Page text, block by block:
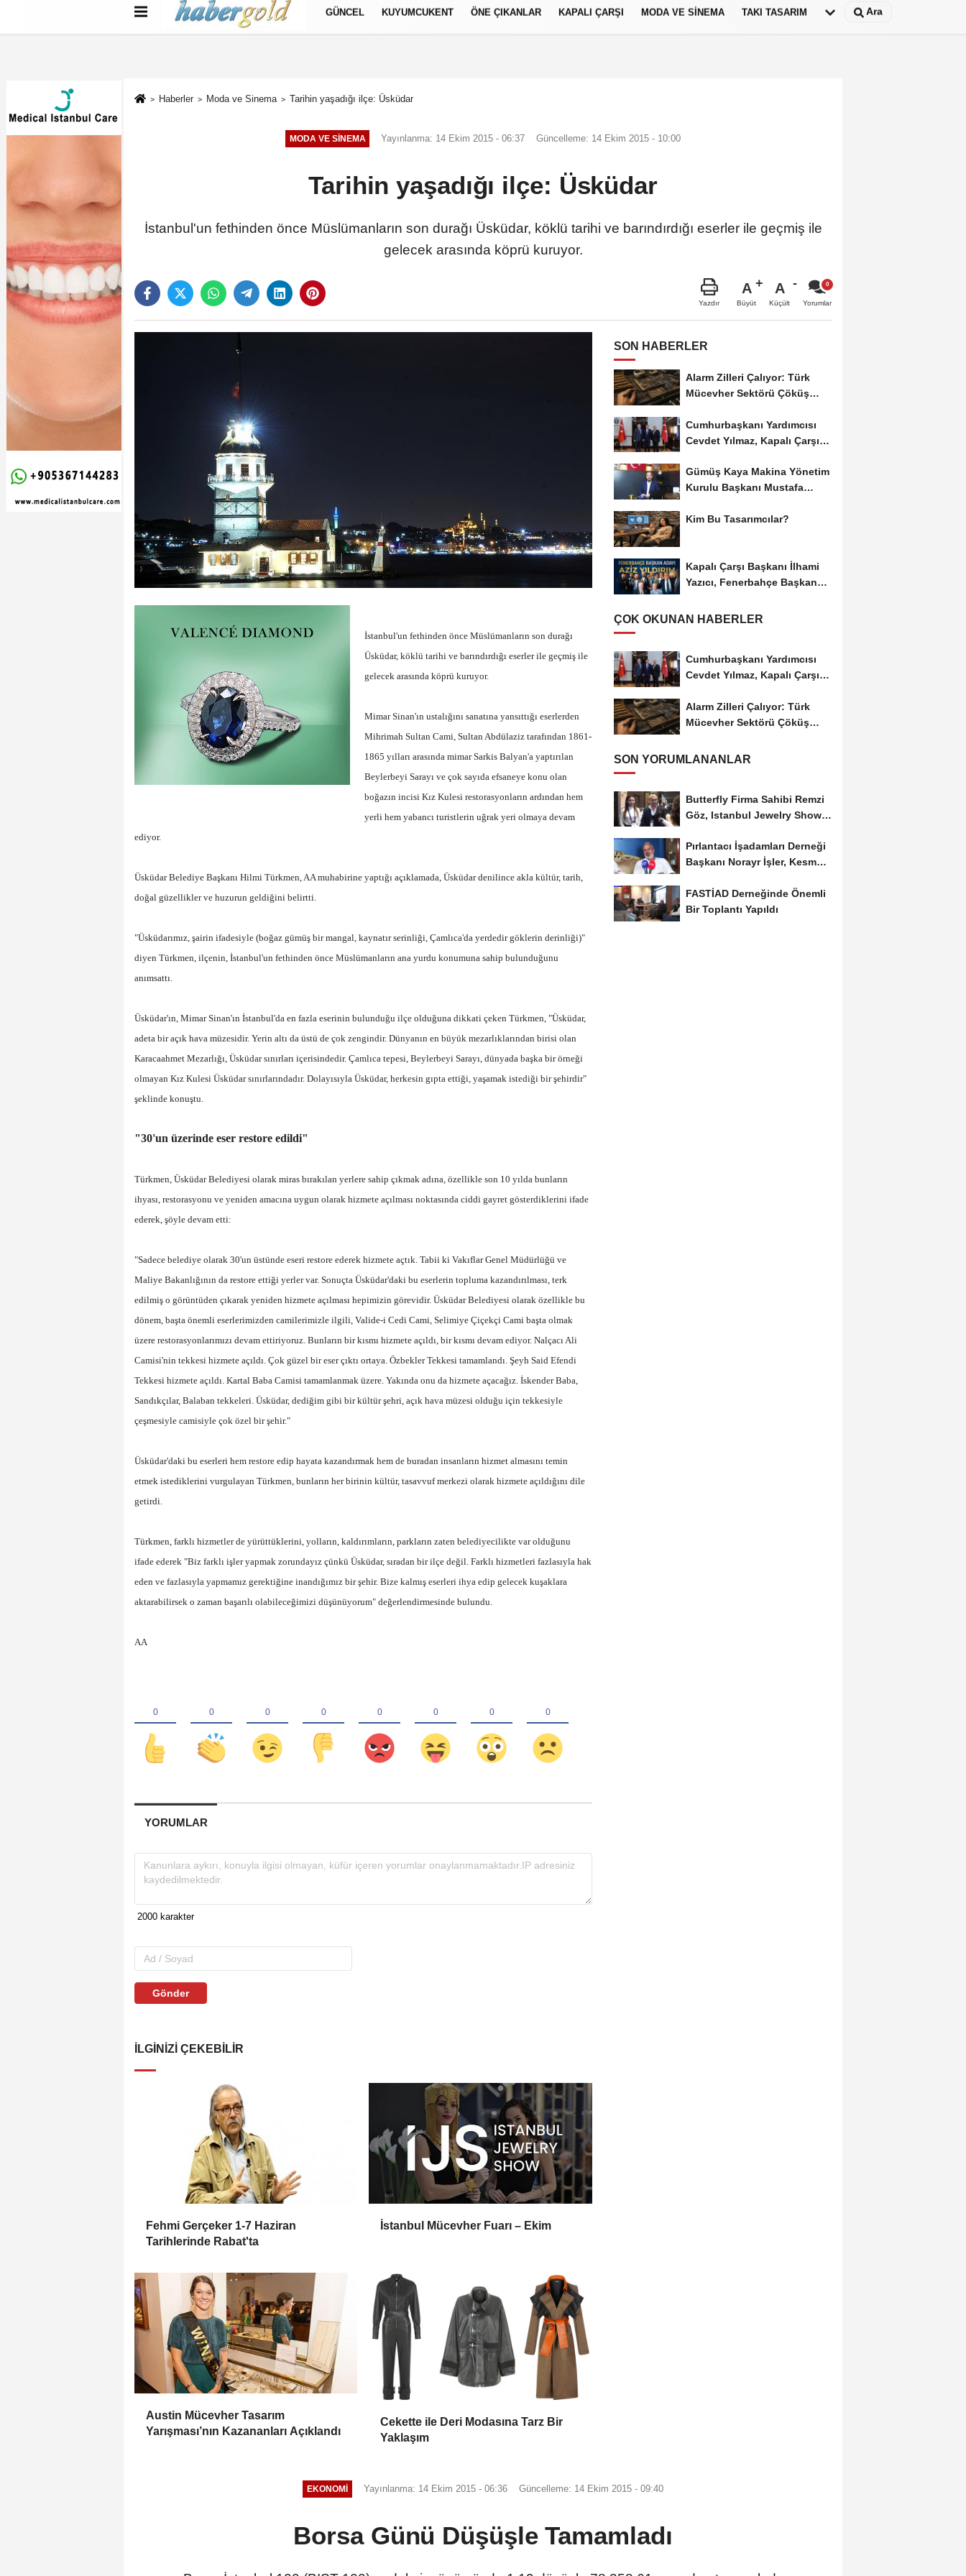
Türkçe English العربية Français русский Spanish Deutsch
GÜNCEL KUYUMCUKENT ÖNE ÇIKANLAR KAPALI ÇARŞI MODA VE SINEMA TAKI TASARIM Ara
Haberler Moda ve Sinema Tarihin yaşadığı ilçe: Üsküdar
MODA VE SINEMA Yayınlanma: 14 Ekim 2015 - 06:37 Güncelleme: 14 Ekim 2015 - 10:00
Tarihin yaşadığı ilçe: Üsküdar
İstanbul'un fethinden önce Müslümanların son durağı Üsküdar, köklü tarihi ve barındırdığı eserler ile geçmiş ile
gelecek arasında köprü kuruyor.
Yazdır
A
Büyüt
A
Küçült Yorumlar
İstanbul'un fethinden önce Müslümanların son durağı
Üsküdar, köklü tarihi ve barındırdığı eserler ile geçmiş ile
gelecek arasında köprü kuruyor.
Mimar Sinan'ın ustalığını sanatına yansıttığı eserlerden
Mihrimah Sultan Cami, Sultan Abdülaziz tarafından 1861-
1865 yılları arasında mimar Sarkis Balyan'a yaptırılan
Beylerbeyi Sarayı ve çok sayıda efsaneye konu olan
boğazın incisi Kız Kulesi restorasyonların ardından hem
yerli hem yabancı turistlerin uğrak yeri olmaya devam
ediyor.
Üsküdar Belediye Başkanı Hilmi Türkmen, AA muhabirine yaptığı açıklamada, Üsküdar denilince akla kültür, tarih,
doğal güzellikler ve huzurun geldiğini belirtti.
"Üsküdarımız, şairin ifadesiyle (boğaz gümüş bir mangal, kaynatır serinliği, Çamlıca'da yerdedir göklerin derinliği)"
diyen Türkmen, ilçenin, İstanbul'un fethinden önce Müslümanların ana yurdu konumuna sahip bulunduğunu
anımsattı.
Üsküdar'ın, Mimar Sinan'ın İstanbul'da en fazla eserinin bulunduğu ilçe olduğuna dikkati çeken Türkmen, "Üsküdar,
adeta bir açık hava müzesidir. Yerin altı da üstü de çok zengindir. Dünyanın en büyük mezarlıklarından birisi olan
Karacaahmet Mezarlığı, Üsküdar sınırları içerisindedir. Çamlıca tepesi, Beylerbeyi Sarayı, dünyada başka bir örneği
olmayan Kız Kulesi Üsküdar sınırlarındadır. Dolayısıyla Üsküdar, herkesin gıpta ettiği, yaşamak istediği bir şehirdir"
şeklinde konuştu.
"30'un üzerinde eser restore edildi"
Türkmen, Üsküdar Belediyesi olarak miras bırakılan yerlere sahip çıkmak adına, özellikle son 10 yılda bunların
ihyası, restorasyonu ve yeniden amacına uygun olarak hizmete açılması noktasında ciddi gayret gösterdiklerini ifade
ederek, şöyle devam etti:
"Sadece belediye olarak 30'un üstünde eseri restore ederek hizmete açtık. Tabii ki Vakıflar Genel Müdürlüğü ve
Maliye Bakanlığının da restore ettiği yerler var. Sonuçta Üsküdar'daki bu eserlerin topluma kazandırılması, terk
edilmiş o görüntüden çıkarak yeniden hizmete açılması hepimizin görevidir. Üsküdar Belediyesi olarak özellikle bu
dönem, başta önemli eserlerimizden camilerimizle ilgili, Valide-i Cedi Cami, Selimiye Çiçekçi Cami başta olmak
üzere restorasyonlarımızı devam ettiriyoruz. Bunların bir kısmı hizmete açıldı, bir kısmı devam ediyor. Nalçacı Ali
Camisi'nin tekkesi hizmete açıldı. Çok güzel bir eser çıktı ortaya. Özbekler Tekkesi tamamlandı. Şeyh Said Efendi
Tekkesi hizmete açıldı. Kartal Baba Camisi tamamlanmak üzere. Yakında onu da hizmete açacağız. İskender Baba,
Sandıkçılar, Balaban tekkeleri. Üsküdar, dediğim gibi bir kültür şehri, açık hava müzesi olduğu için tekkesiyle
çeşmesiyle camisiyle çok özel bir şehir."
Üsküdar'daki bu eserleri hem restore edip hayata kazandırmak hem de buradan insanların hizmet almasını temin
etmek istediklerini vurgulayan Türkmen, bunların her birinin kültür, tasavvuf merkezi olarak hizmete açıldığını dile
getirdi.
Türkmen, farklı hizmetler de yürüttüklerini, yolların, kaldırımların, parkların zaten belediyecilikte var olduğunu
ifade ederek "Biz farklı işler yapmak zorundayız çünkü Üsküdar, sıradan bir ilçe değil. Farklı hizmetleri fazlasıyla hak
eden ve fazlasıyla yapmamız gerektiğine inandığımız bir şehir. Bize kalmış eserleri ihya edip gelecek kuşaklara
aktarabilirsek o zaman başarılı olabileceğimizi düşünüyorum" değerlendirmesinde bulundu.
AA
YORUMLAR
Gönder
İLGINIZI ÇEKEBILIR
Fehmi Gerçeker 1-7 Haziran
Tarihlerinde Rabat'ta
İstanbul Mücevher Fuarı – Ekim
Austin Mücevher Tasarım
Yarışması’nın Kazananları Açıklandı
Cekette ile Deri Modasına Tarz Bir
Yaklaşım
SON HABERLER
Alarm Zilleri Çalıyor: Türk
Mücevher Sektörü Çöküş
Cumhurbaşkanı Yardımcısı
Cevdet Yılmaz, Kapalı Çarşı
Gümüş Kaya Makina Yönetim
Kurulu Başkanı Mustafa
Kim Bu Tasarımcılar?
Kapalı Çarşı Başkanı İlhami
Yazıcı, Fenerbahçe Başkan
ÇOK OKUNAN HABERLER
Cumhurbaşkanı Yardımcısı
Cevdet Yılmaz, Kapalı Çarşı
Alarm Zilleri Çalıyor: Türk
Mücevher Sektörü Çöküş
SON YORUMLANANLAR
Butterfly Firma Sahibi Remzi
Göz, Istanbul Jewelry Show
Pırlantacı İşadamları Derneği
Başkanı Norayr İşler, Kesme
FASTİAD Derneğinde Önemli
Bir Toplantı Yapıldı
EKONOMI Yayınlanma: 14 Ekim 2015 - 06:36 Güncelleme: 14 Ekim 2015 - 09:40
Borsa Günü Düşüşle Tamamladı